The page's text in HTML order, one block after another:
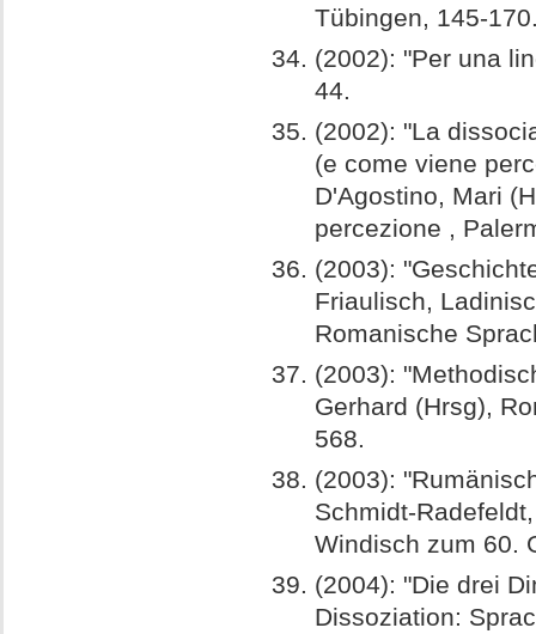
Tübingen, 145-
(2002): "Per una
44.
(2002): "La
(e come viene
D'Agostino, Mari
percezione ,
(2003):
Friaulisch,
Romanische
(2003):
Gerhard (Hrsg),
568.
(2003):
Schmidt-
Windisch zum 60.
(2004): "Die drei
Dissoziation: